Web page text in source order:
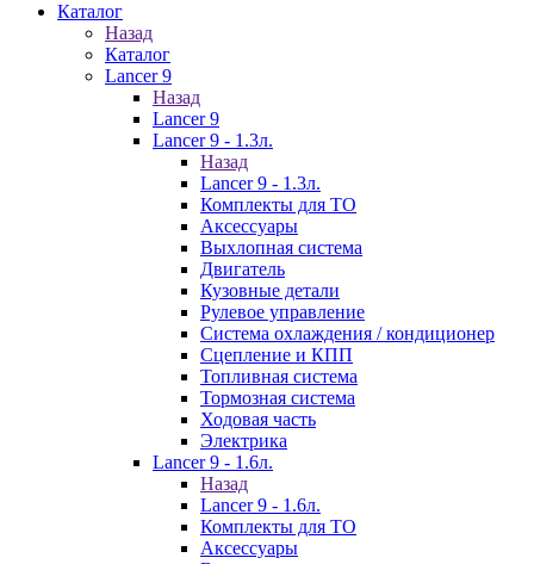
Каталог
Назад
Каталог
Lancer 9
Назад
Lancer 9
Lancer 9 - 1.3л.
Назад
Lancer 9 - 1.3л.
Комплекты для ТО
Аксессуары
Выхлопная система
Двигатель
Кузовные детали
Рулевое управление
Система охлаждения / кондиционер
Сцепление и КПП
Топливная система
Тормозная система
Ходовая часть
Электрика
Lancer 9 - 1.6л.
Назад
Lancer 9 - 1.6л.
Комплекты для ТО
Аксессуары